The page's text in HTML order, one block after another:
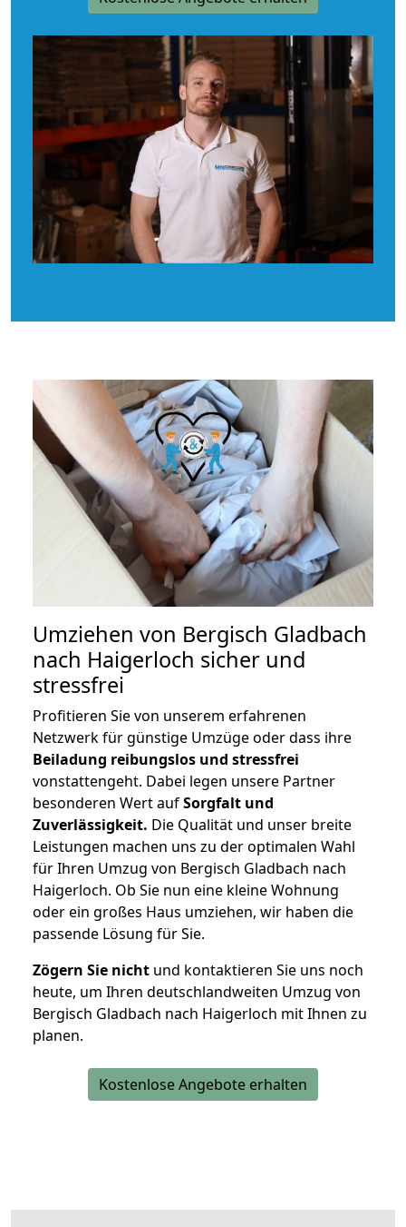
Umziehen von Bergisch Gladbach
nach Haigerloch sicher und
stressfrei
Profitieren Sie von unserem erfahrenen
Netzwerk für günstige Umzüge oder dass ihre
Beiladung reibungslos und stressfrei
vonstattengeht. Dabei legen unsere Partner
besonderen Wert aufSorgfalt und
Zuverlässigkeit. Die Qualität und unser breite
Leistungen machen uns zu der optimalen Wahl
für Ihren Umzug von Bergisch Gladbach nach
Haigerloch. Ob Sie nun eine kleine Wohnung
oder ein großes Haus umziehen, wir haben die
passende Lösung für Sie.
Zögern Sie nicht und kontaktieren Sie uns noch
heute, um Ihren deutschlandweiten Umzug von
Bergisch Gladbach nach Haigerloch mit Ihnen zu
planen.
Kostenlose Angebote erhalten